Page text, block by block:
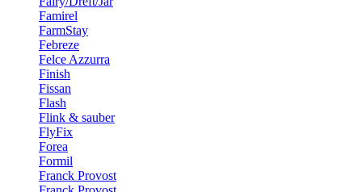
Famirel
FarmStay
Febreze
Felce Azzurra
Finish
Fissan
Flash
Flink & sauber
FlyFix
Forea
Formil
Franck Provost